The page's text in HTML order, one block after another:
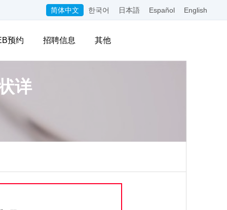
简体中文 한국어 日本語 Español English
预约 招聘信息 其他
详